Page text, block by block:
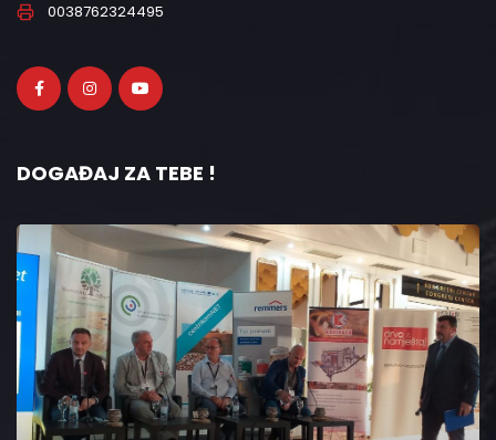
0038762324495
DOGAĐAJ ZA TEBE !